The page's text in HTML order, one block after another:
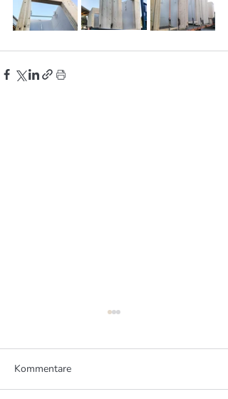
Kommentare